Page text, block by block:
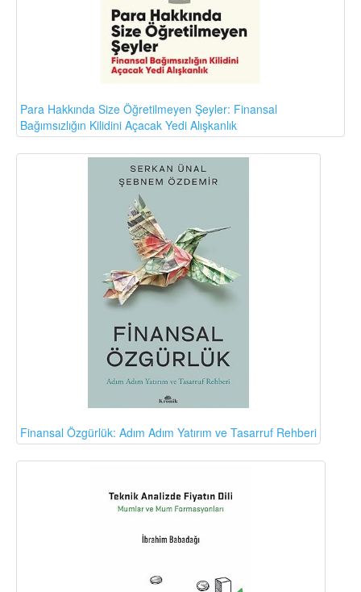
Para Hakkında Size Öğretilmeyen Şeyler: Finansal
Bağımsızlığın Kilidini Açacak Yedi Alışkanlık
Finansal Özgürlük: Adım Adım Yatırım ve Tasarruf Rehberi